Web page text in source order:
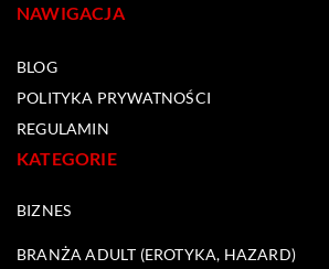
NAWIGACJA
BLOG
POLITYKA PRYWATNOŚCI
REGULAMIN
KATEGORIE
BIZNES
BRANŻA ADULT (EROTYKA, HAZARD)